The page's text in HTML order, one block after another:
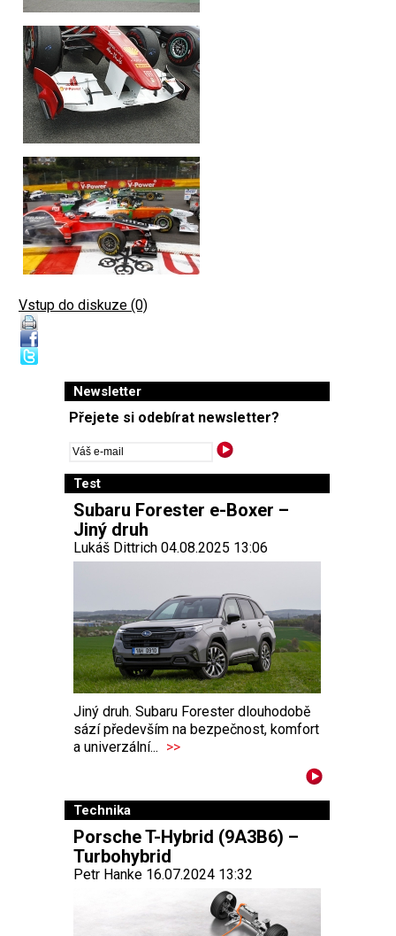
Vstup do diskuze (0)
Newsletter
Přejete si odebírat newsletter?
Test
Subaru Forester e-Boxer –
Jiný druh
Lukáš Dittrich 04.08.2025 13:06
Jiný druh. Subaru Forester dlouhodobě
sází především na bezpečnost, komfort
a univerzální... >>
Technika
Porsche T-Hybrid (9A3B6) –
Turbohybrid
Petr Hanke 16.07.2024 13:32